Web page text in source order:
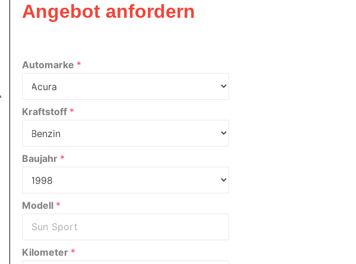
Angebot anfordern
Automarke *
Kraftstoff *
Baujahr *
Modell *
Kilometer *